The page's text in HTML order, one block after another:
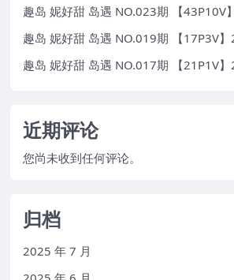
趣岛 妮好甜 岛遇 NO.023期 【43P10V
趣岛 妮好甜 岛遇 NO.019期 【17P3V
趣岛 妮好甜 岛遇 NO.017期 【21P1V
近期评论
您尚未收到任何评论。
归档
2025 年 7 月